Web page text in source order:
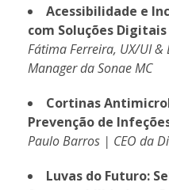
Acessibilidade e
com Soluções Digitais
Fátima Ferreira, UX/UI &
Manager da Sonae MC
Cortinas
Prevenção de
Paulo Barros | CEO da
Luvas do Futuro: